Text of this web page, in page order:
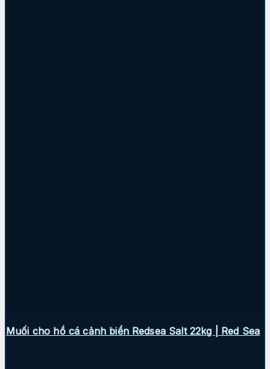
Muối cho hồ cá cảnh biển Redsea Salt 22kg | Red Sea